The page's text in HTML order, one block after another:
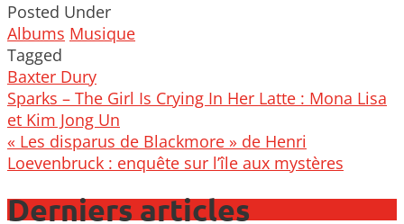
Posted Under
Albums Musique
Tagged
Baxter Dury
Post
navigation
Sparks – The Girl Is Crying In Her Latte : Mona Lisa
et Kim Jong Un
« Les disparus de Blackmore » de Henri
Loevenbruck : enquête sur l’île aux mystères
Derniers articles